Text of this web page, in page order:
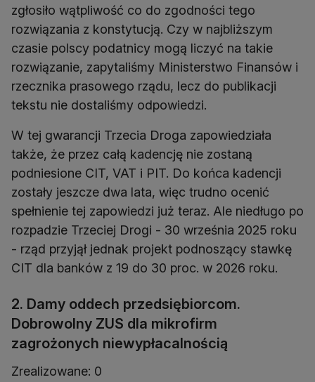
zgłosiło wątpliwość co do zgodności tego
rozwiązania z konstytucją. Czy w najbliższym
czasie polscy podatnicy mogą liczyć na takie
rozwiązanie, zapytaliśmy Ministerstwo Finansów i
rzecznika prasowego rządu, lecz do publikacji
tekstu nie dostaliśmy odpowiedzi.
W tej gwarancji Trzecia Droga zapowiedziała
także, że przez całą kadencję nie zostaną
podniesione CIT, VAT i PIT. Do końca kadencji
zostały jeszcze dwa lata, więc trudno ocenić
spełnienie tej zapowiedzi już teraz. Ale niedługo po
rozpadzie Trzeciej Drogi - 30 września 2025 roku
- rząd przyjął jednak projekt podnoszący stawkę
CIT dla banków z 19 do 30 proc. w 2026 roku.
2. Damy oddech przedsiębiorcom.
Dobrowolny ZUS dla mikrofirm
zagrożonych niewypłacalnością
Zrealizowane: 0